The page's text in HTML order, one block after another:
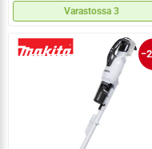
Varastossa 3